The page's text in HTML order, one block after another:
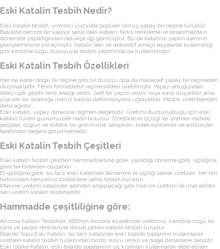
Eski Katalin Tesbih Nedir?
Eski katalin tesbih, yirminci yüzyılda popüler olmuş yapay bir reçine türüdür.
Bakalite benzer bir yapıya sahip olan katalin, farklı renklerde ve tasarımlarda o
dönemde yapıldığından oldukça ilgi görmüştür. Bu da katalinin yapım alanının
genişlemesine yol açmıştır. Katalin takı ve dekoratif amaçlı eşyalarda kullanıldığı
gibi kendine özgü duruşuyla tesbih yapımında da kullanılmıştır.
Eski Katalin Tesbih Özellikleri
Her ne kadar doğal bir reçine gibi bir duruşu olsa da maalesef yapay bir reçineden
oluşmaktadır. Fenol formaldehit reçinesinden üretilmiştir. Yapay olduğundan
dolayı çok çeşitli renk aralığı vardır. Sert bir yapısı vardır. Isıya karşı duyarlıdır ama
yüksek bir sıcaklığa maruz kalırsa deformasyona uğrayabilir. Plastik üretimlerden
daha ağırdır.
Eski katalin, yapay olmasına rağmen değerlidir. Üretimi durdurulduğu için eski
katalin türleri günümüzde nadir bulunur. Özellikle el işçiliği ile üretilen nadide
parçalar, özgün ve estetik bir görünüme sahipken, koleksiyonerler ve antikacılar
tarafından değerli görülmektedir.
Eski Katalin Tesbih Çeşitleri
Eski katalin tesbih çeşitleri hammaddesine göre, yapıldığı döneme göre, işçiliğine
göre faktörlerden oluşabilir.
El işçiliğine göre, bu tarz eski katalinler tamamen el işçiliği olarak üretilen, her biri
birbirinden benzersiz özelliklere sahip tesbih türüdür.
Makine üretimi katalinler, adından anlaşılacağı gibi makine üretimi ile imal edilen
seri üretim katalin tesbihlerdir.
Hammadde çeşitliliğine göre:
Arizona Katalin Tesbihler, ABD’nin Arizona eyaletinde üretilmiş, kendine özgü bir
canlı ve parlak renkleriyle dikkat çeken katalin tesbih türüdür.
Bilardo Topu Eski Katalin, bu tarz katalinler eski bilardo toplarının kullanılarak
üretilen katalin tesbih türlerinden biridir. Koyu renkli ve doğal desenlere sahiptir.
Eski Istaka Katalin, eski bilardo sopalarının uç kısımları kullanılarak elde edilen